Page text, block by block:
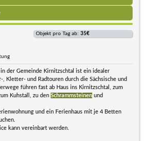
Objekt pro Tag ab: 35€
der Gemeinde Kirnitzschtal ist ein idealer
, Kletter- und Radtouren durch die Sächsische und
führen fast ab Haus ins Kirnitzschtal, zum
Kuhstall, zu den Schrammsteinen und
und ein Ferienhaus mit je 4 Betten
kann vereinbart werden.